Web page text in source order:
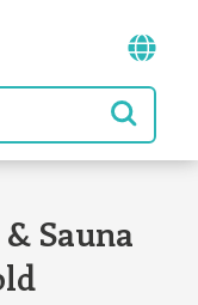
Sauna